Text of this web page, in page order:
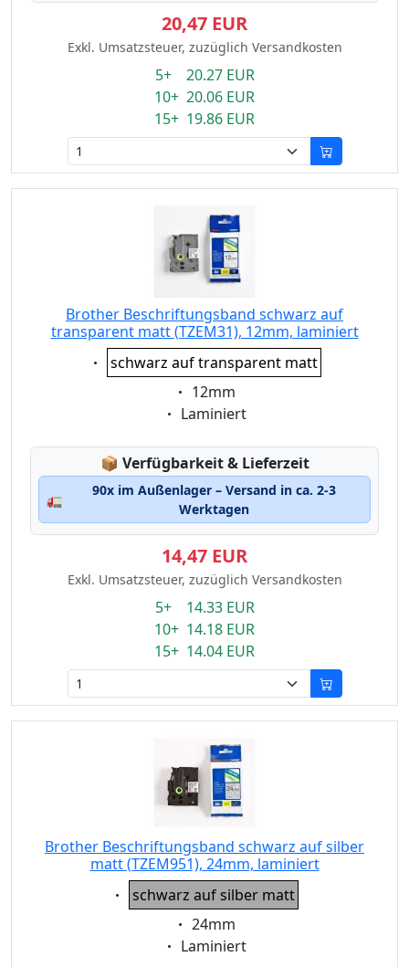
20,47 EUR
Exkl. Umsatzsteuer, zuzüglich Versandkosten
5+ 20.27 EUR
10+ 20.06 EUR
15+ 19.86 EUR
Brother Beschriftungsband schwarz auf
transparent matt (TZEM31), 12mm, laminiert
Eigenschaft:
schwarz auf transparent matt
Eigenschaft:
12mm
Eigenschaft:
Laminiert
📦 Lagerstatus:
Verfügbarkeit & Lieferzeit
🚛
90x im Außenlager – Versand in ca. 2-3
Werktagen
14,47 EUR
Exkl. Umsatzsteuer, zuzüglich Versandkosten
5+ 14.33 EUR
10+ 14.18 EUR
15+ 14.04 EUR
Brother Beschriftungsband schwarz auf silber
matt (TZEM951), 24mm, laminiert
Eigenschaft:
schwarz auf silber matt
Eigenschaft:
24mm
Eigenschaft:
Laminiert